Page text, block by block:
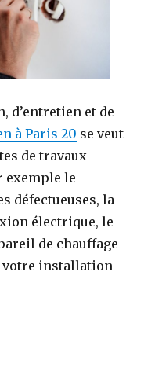
d’entretien et de
à Paris 20 se veut
de travaux
exemple le
défectueuses, la
électrique, le
de chauffage
votre installation